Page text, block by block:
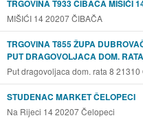
TRGOVINA T933 ČIBAČA MIŠIĆI
MIŠIĆI 14 20207 ČIBAČA
TRGOVINA T855 ŽUPA
PUT DRAGOVOLJACA DOM.
Put dragovoljaca dom. rata 8 21310
STUDENAC MARKET ČELOPECI
Na Rijeci 14 20207 Čelopeci